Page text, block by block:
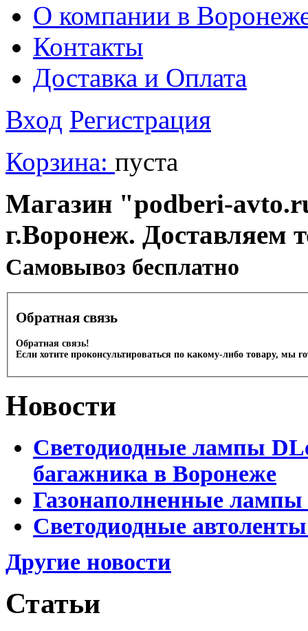
О компании в
Контакты
Доставка и Оплата
Вход Регистрация
Корзина: пуста
Магазин "podberi-
г.Воронеж. Доставляем
Cамовывоз бесплатно
Обратная связь
Обратная связь!
Если хотите проконсультироваться по какому-либо товару, мы
Новости
Светодиодные лампы
багажника в Воронеже
Газонаполненные
Светодиодные
Другие новости
Статьи